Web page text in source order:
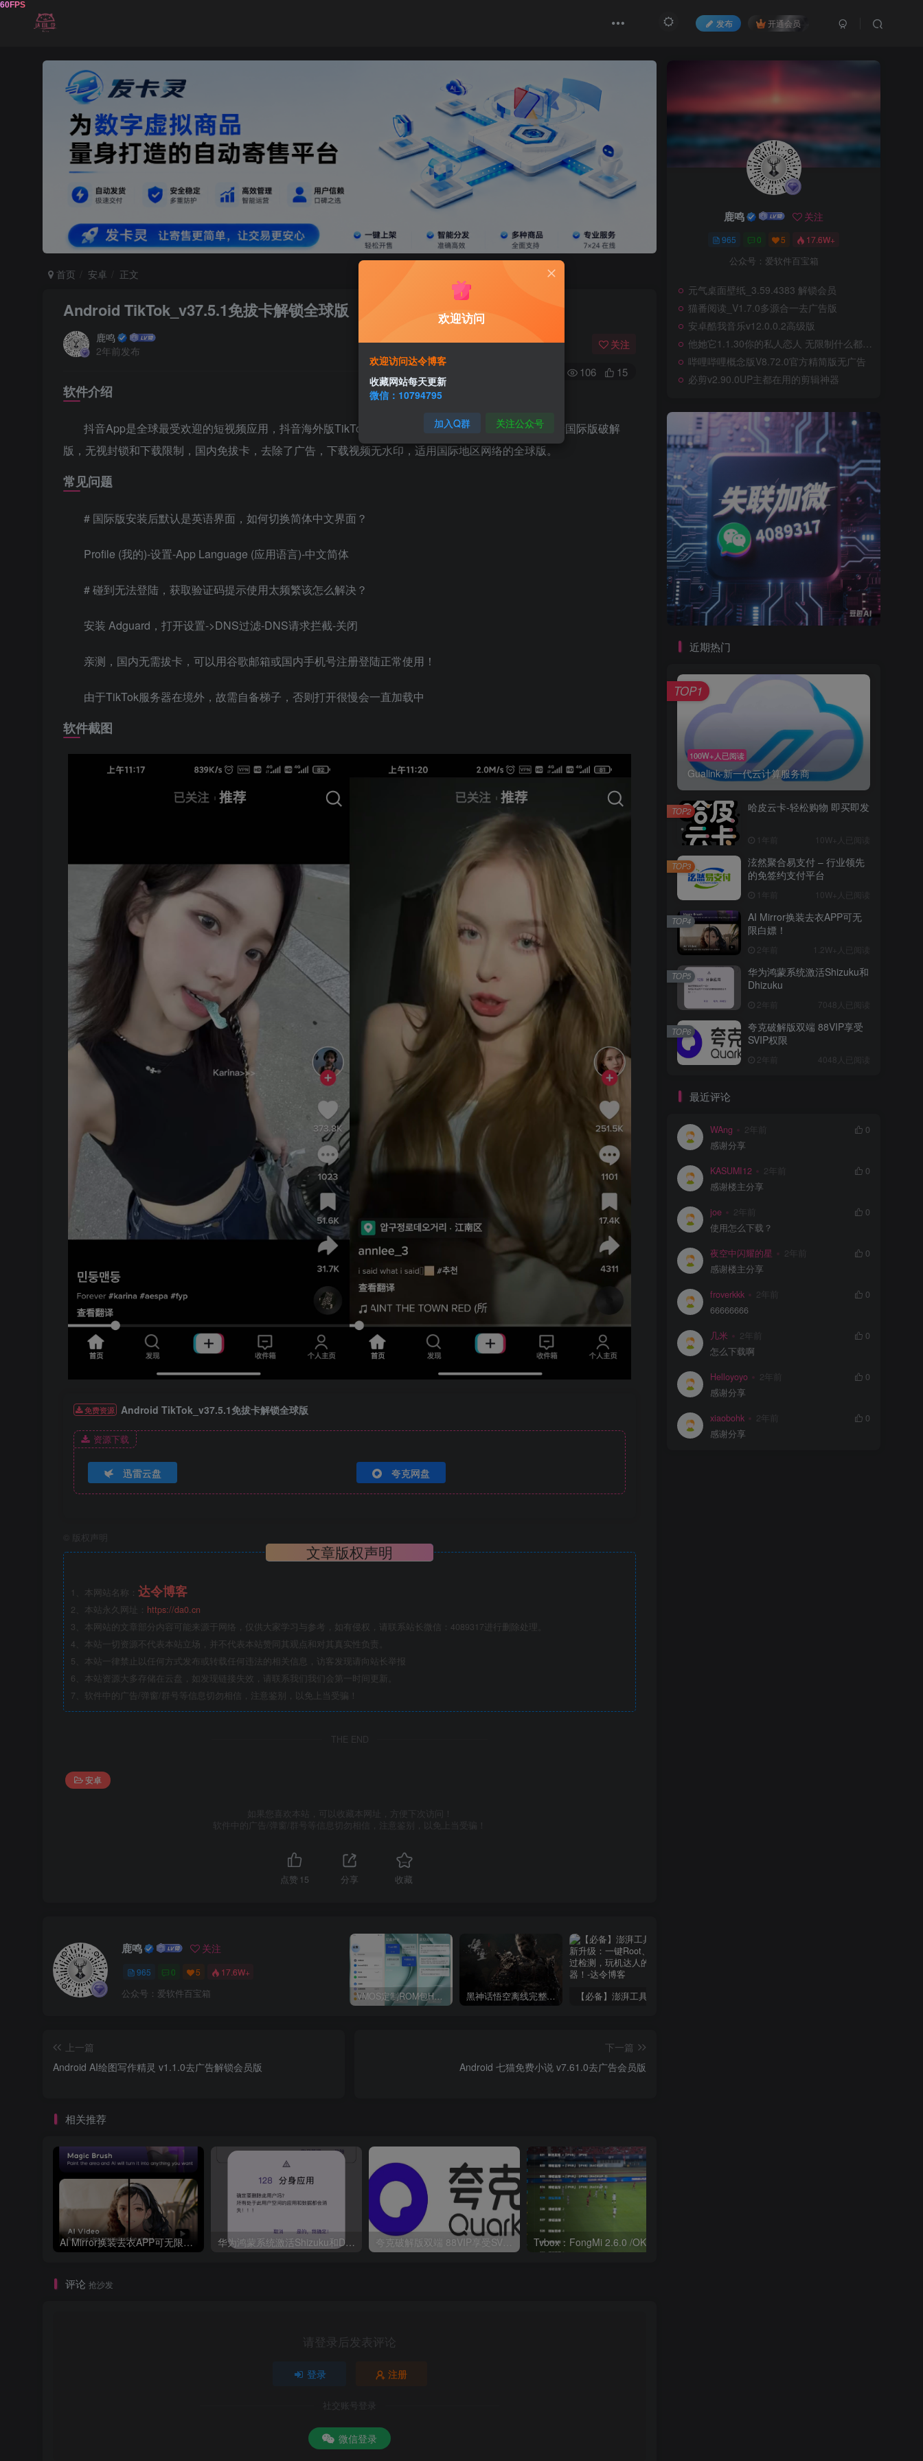
发布 开通会员
首页 安卓 正文
Android TikTok_v37.5.1免拔卡解锁全球版
鹿鸣
2年前发布
关注
106 15
软件介绍
抖音App是全球最受欢迎的短视频应用，抖音海外版TikTok横扫全球下载量常居榜首。这是最新抖音国际版破解
版，无视封锁和下载限制，国内免拔卡，去除了广告，下载视频无水印，适用国际地区网络的全球版。
常见问题
# 国际版安装后默认是英语界面，如何切换简体中文界面？
Profile (我的)-设置-App Language (应用语言)-中文简体
# 碰到无法登陆，获取验证码提示使用太频繁该怎么解决？
安装 Adguard，打开设置->DNS过滤-DNS请求拦截-关闭
亲测，国内无需拔卡，可以用谷歌邮箱或国内手机号注册登陆正常使用！
由于TikTok服务器在境外，故需自备梯子，否则打开很慢会一直加载中
软件截图
免费资源 Android TikTok_v37.5.1免拔卡解锁全球版
资源下载
迅雷云盘 夸克网盘
版权声明
文章版权声明
1、本网站名称： 达令博客
2、本站永久网址： https://da0.cn
3、本网站的文章部分内容可能来源于网络，仅供大家学习与参考，如有侵权，请联系站长微信：4089317进行删除处理。
4、本站一切资源不代表本站立场，并不代表本站赞同其观点和对其真实性负责。
5、本站一律禁止以任何方式发布或转载任何违法的相关信息，访客发现请向站长举报
6、本站资源大多存储在云盘，如发现链接失效，请联系我们我们会第一时间更新。
7、软件中的广告/弹窗/群号等信息切勿相信，注意鉴别，以免上当受骗！
THE END
安卓
如果您喜欢本站，可以收藏本网址，方便下次访问！
软件中的广告/弹窗/群号等信息切勿相信，注意鉴别，以免上当受骗！
点赞 15 分享 收藏
鹿鸣 关注
965 0 5 17.6W+
公众号：爱软件百宝箱 VMOS定制ROM包HnciseOS9.6.0兼容解锁 黑神话悟空离线完整版+修改器
上一篇
Android AI绘图写作精灵 v1.1.0去广告解锁会员版
下一篇
Android 七猫免费小说 v7.61.0去广告会员版
相关推荐
AI Mirror换装去衣APP可无限白嫖！ 华为鸿蒙系统激活Shizuku和Dhizuku 夸克破解版双端 88VIP享受SVIP权限
评论 抢沙发
请登录后发表评论
登录 注册
社交账号登录
微信登录
鹿鸣 关注
965 0 5 17.6W+
公众号：爱软件百宝箱
元气桌面壁纸_3.59.4383 解锁会员
猫番阅读_V1.7.0多源合一去广告版
安卓酷我音乐v12.0.0.2高级版
他她它1.1.30你的私人恋人 无限制什么都可以聊
哔哩哔哩概念版V8.72.0官方精简版无广告
必剪v2.90.0UP主都在用的剪辑神器
近期热门
100W+人已阅读
Gualink-新一代云计算服务商
TOP1
哈皮云卡-轻松购物 即买即发
1年前 10W+人已阅读
TOP2
泫然聚合易支付 – 行业领先
的免签约支付平台
1年前 10W+人已阅读
TOP3
AI Mirror换装去衣APP可无
限白嫖！
2年前 1.2W+人已阅读
TOP4
华为鸿蒙系统激活Shizuku和
Dhizuku
2年前 7048人已阅读
TOP5
夸克破解版双端 88VIP享受
SVIP权限
2年前 4048人已阅读
TOP6
最近评论
WAng 2年前
0
感谢分享
KASUMI12 2年前
0
感谢楼主分享
joe 2年前
0
使用怎么下载？
夜空中闪耀的星 2年前
0
感谢楼主分享
froverkkk 2年前
0
66666666
几米 2年前
0
怎么下载啊
Helloyoyo 2年前
0
感谢分享
xiaobohk 2年前
0
感谢分享
欢迎访问
欢迎访问达令博客
收藏网站每天更新
微信：10794795
加入Q群 关注公众号